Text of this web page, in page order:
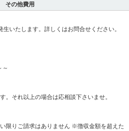
その他費用
いたします。詳しくはお問合せください。
～
それ以上の場合は応相談下さいませ。
限りご請求はありません ※徴収金額を超えた